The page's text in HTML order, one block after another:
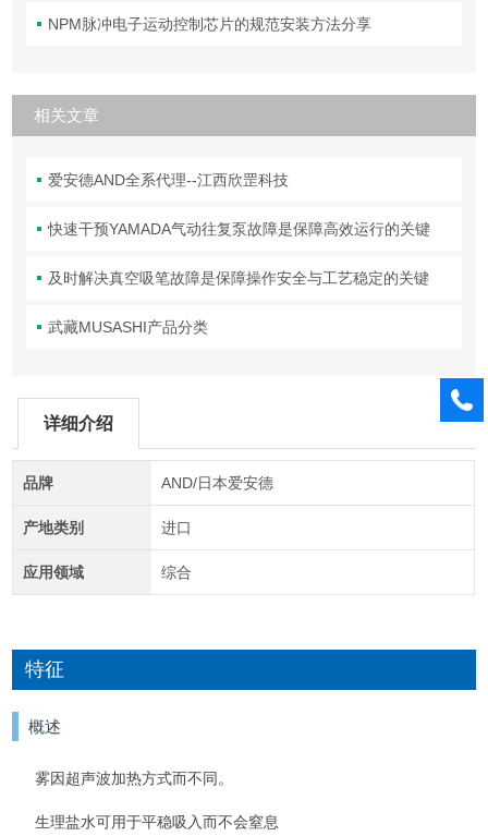
NPM脉冲电子运动控制芯片的规范安装方法分享
相关文章
爱安德AND全系代理--江西欣罡科技
快速干预YAMADA气动往复泵故障是保障高效运行的关键
及时解决真空吸笔故障是保障操作安全与工艺稳定的关键
武藏MUSASHI产品分类
详细介绍
品牌 AND/日本爱安德
产地类别 进口
应用领域 综合
特征
概述
雾因超声波加热方式而不同。
生理盐水可用于平稳吸入而不会窒息